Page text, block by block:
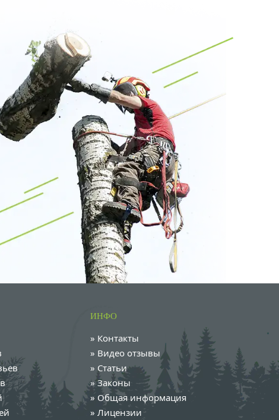
ИНФО
» Контакты
» Видео отзывы
» Статьи
»Законы
» Общая информация
» Лицензии